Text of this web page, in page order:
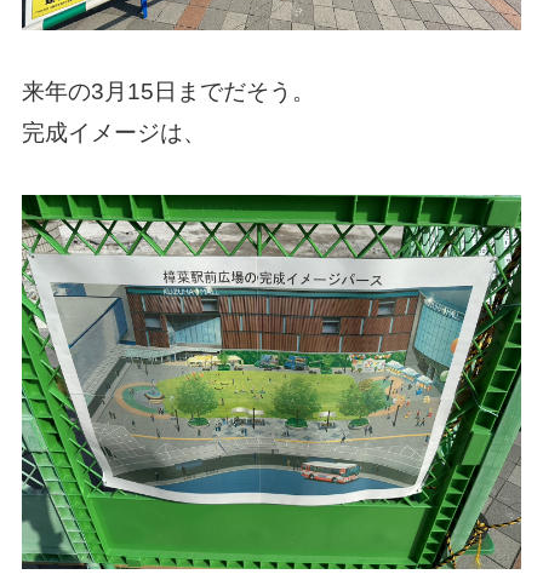
来年の3月15日までだそう。
完成イメージは、